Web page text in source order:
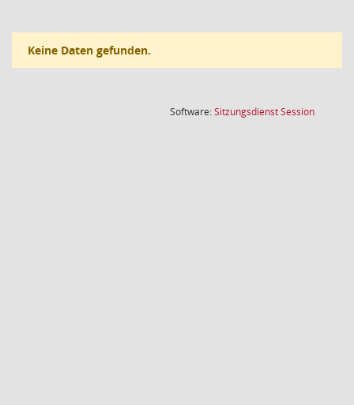
Keine Daten gefunden.
Software:SitzungsdienstSession(Wird in